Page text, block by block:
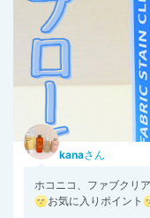
kanaさん
ホコニコ、ファブクリ
🌝お気に入りポイン